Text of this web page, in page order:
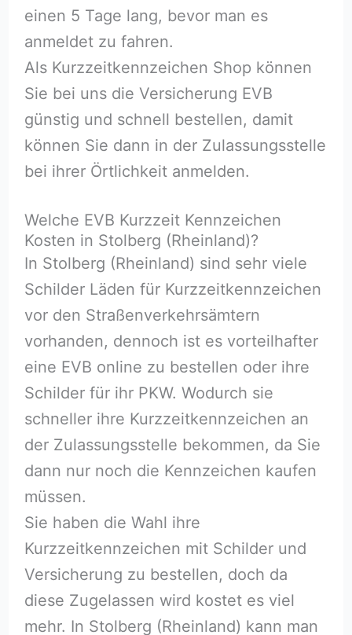
einen 5 Tage lang, bevor man es
anmeldet zu fahren.
Als Kurzzeitkennzeichen Shop können
Sie bei uns die Versicherung EVB
günstig und schnell bestellen, damit
können Sie dann in der Zulassungsstelle
bei ihrer Örtlichkeit anmelden.
Welche EVB Kurzzeit Kennzeichen
Kosten in Stolberg (Rheinland)?
In Stolberg (Rheinland) sind sehr viele
Schilder Läden für Kurzzeitkennzeichen
vor den Straßenverkehrsämtern
vorhanden, dennoch ist es vorteilhafter
eine EVB online zu bestellen oder ihre
Schilder für ihr PKW. Wodurch sie
schneller ihre Kurzzeitkennzeichen an
der Zulassungsstelle bekommen, da Sie
dann nur noch die Kennzeichen kaufen
müssen.
Sie haben die Wahl ihre
Kurzzeitkennzeichen mit Schilder und
Versicherung zu bestellen, doch da
diese Zugelassen wird kostet es viel
mehr. In Stolberg (Rheinland) kann man